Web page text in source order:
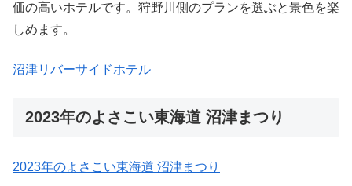
価の高いホテルです。狩野川側のプランを選ぶと景色を楽
しめます。
沼津リバーサイドホテル
2023年のよさこい東海道 沼津まつり
2023年のよさこい東海道 沼津まつり